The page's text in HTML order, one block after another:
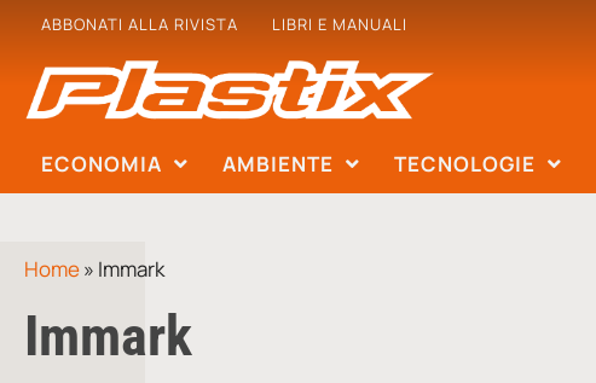
ABBONATI ALLA RIVISTA LIBRI E MANUALI
ECONOMIA AMBIENTE TECNOLOGIE
Home» Immark
Immark